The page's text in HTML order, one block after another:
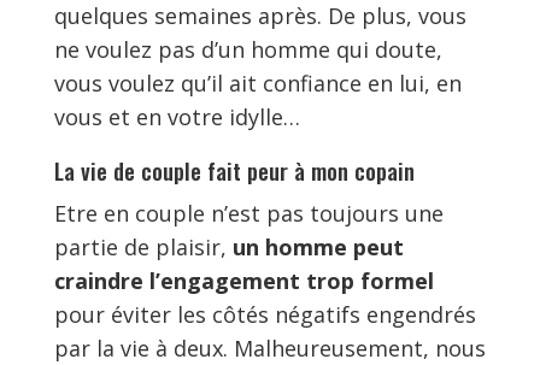
quelques semaines après. De plus, vous
ne voulez pas d’un homme qui doute,
vous voulez qu’il ait confiance en lui, en
vous et en votre idylle…
La vie de couple fait peur à mon copain
Etre en couple n’est pas toujours une
partie de plaisir, un homme peut
craindre l’engagement trop formel
pour éviter les côtés négatifs engendrés
par la vie à deux. Malheureusement, nous